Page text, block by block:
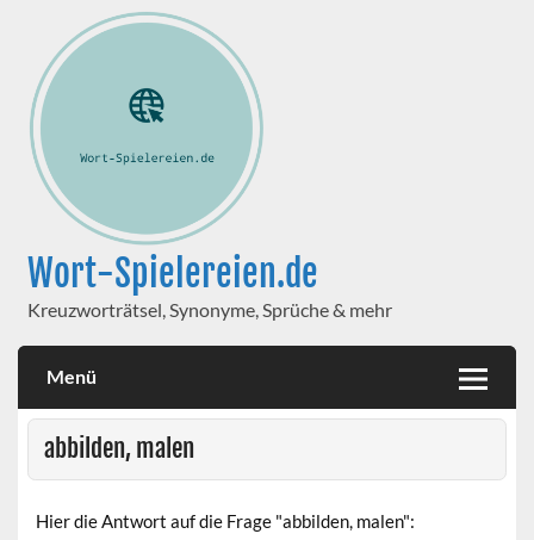
Wort-Spielereien.de
Kreuzworträtsel, Synonyme, Sprüche & mehr
Menü
abbilden, malen
Hier die Antwort auf die Frage "abbilden, malen":